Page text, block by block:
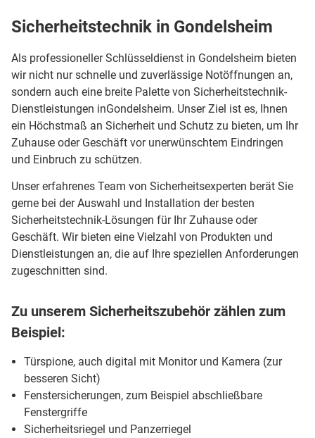
Sicherheitstechnik in Gondelsheim
Als professioneller Schlüsseldienst in Gondelsheim bieten
wir nicht nur schnelle und zuverlässige Notöffnungen an,
sondern auch eine breite Palette von Sicherheitstechnik-
Dienstleistungen inGondelsheim. Unser Ziel ist es, Ihnen
ein Höchstmaß an Sicherheit und Schutz zu bieten, um Ihr
Zuhause oder Geschäft vor unerwünschtem Eindringen
und Einbruch zu schützen.
Unser erfahrenes Team von Sicherheitsexperten berät Sie
gerne bei der Auswahl und Installation der besten
Sicherheitstechnik-Lösungen für Ihr Zuhause oder
Geschäft. Wir bieten eine Vielzahl von Produkten und
Dienstleistungen an, die auf Ihre speziellen Anforderungen
zugeschnitten sind.
Zu unserem Sicherheitszubehör zählen zum
Beispiel:
Türspione, auch digital mit Monitor und Kamera (zur
besseren Sicht)
Fenstersicherungen, zum Beispiel abschließbare
Fenstergriffe
Sicherheitsriegel und Panzerriegel